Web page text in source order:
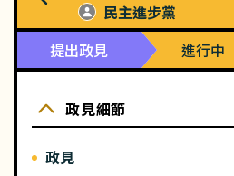
民主進步黨
提出政見
進行中
政見細節
政見